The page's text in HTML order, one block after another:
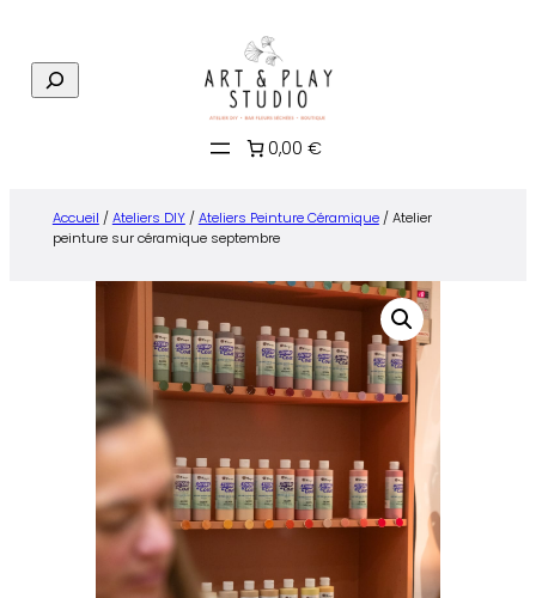
contenu
R
e
0,00 €
Accueil /Ateliers DIY/Ateliers Peinture Céramique/ Atelier
peinture sur céramique septembre